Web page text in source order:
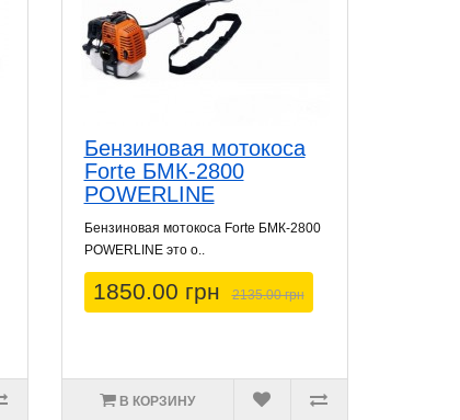
Бензиновая мотокоса
Forte БМК-2800
POWERLINE
Бензиновая мотокоса Forte БМК-2800
POWERLINE это о..
1850.00 грн 2135.00 грн
В КОРЗИНУ